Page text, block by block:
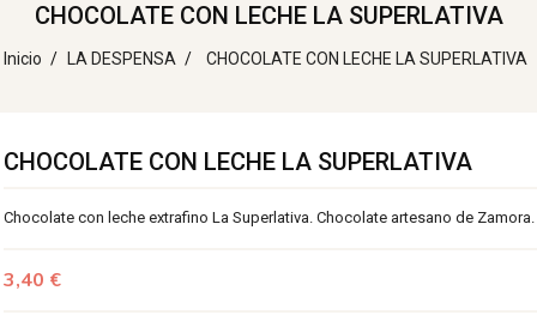
CHOCOLATE CON LECHE LA SUPERLATIVA
Inicio LA DESPENSA CHOCOLATE CON LECHE LA SUPERLATIVA
CHOCOLATE CON LECHE LA SUPERLATIVA
Chocolate con leche extrafino La Superlativa. Chocolate artesano de Zamora.
3,40 €